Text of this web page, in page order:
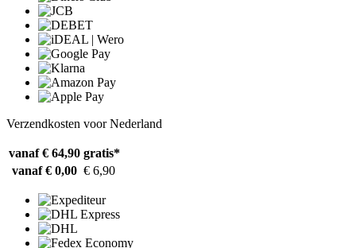
Verzendkosten voor Nederland
vanaf € 64,90 gratis*
vanaf € 0,00 € 6,90